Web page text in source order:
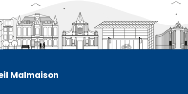
Malmaison